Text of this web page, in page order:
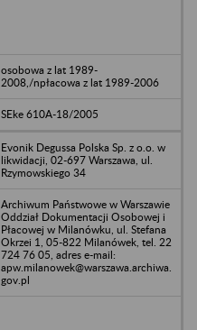
osobowa z lat 1989-
2008,/npłacowa z lat 1989-2006
SEke 610A-18/2005
Evonik Degussa Polska Sp. z o.o. w
likwidacji, 02-697 Warszawa, ul.
Rzymowskiego 34
Archiwum Państwowe w Warszawie
Oddział Dokumentacji Osobowej i
Płacowej w Milanówku, ul. Stefana
Okrzei 1, 05-822 Milanówek, tel. 22
724 76 05, adres e-mail:
apw.milanowek@warszawa.archiwa.
gov.pl